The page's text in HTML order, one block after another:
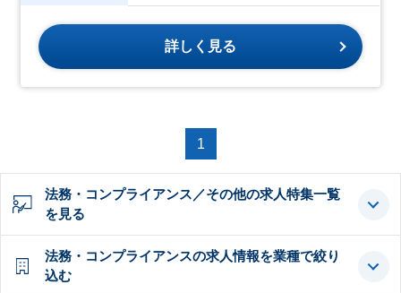
詳しく見る
1
法務・コンプライアンス／その他の求人特集一覧
を見る
法務・コンプライアンスの求人情報を業種で絞り
込む